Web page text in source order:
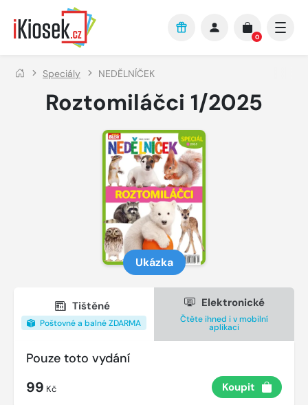
Přejít na hlavní obsah
0
Speciály NEDĚLNÍČEK
Roztomiláčci 1/2025
Ukázka
Tištěné
Poštovné a balné ZDARMA
Elektronické
Čtěte ihned i v mobilní
aplikaci
Pouze toto vydání
99 Kč Koupit